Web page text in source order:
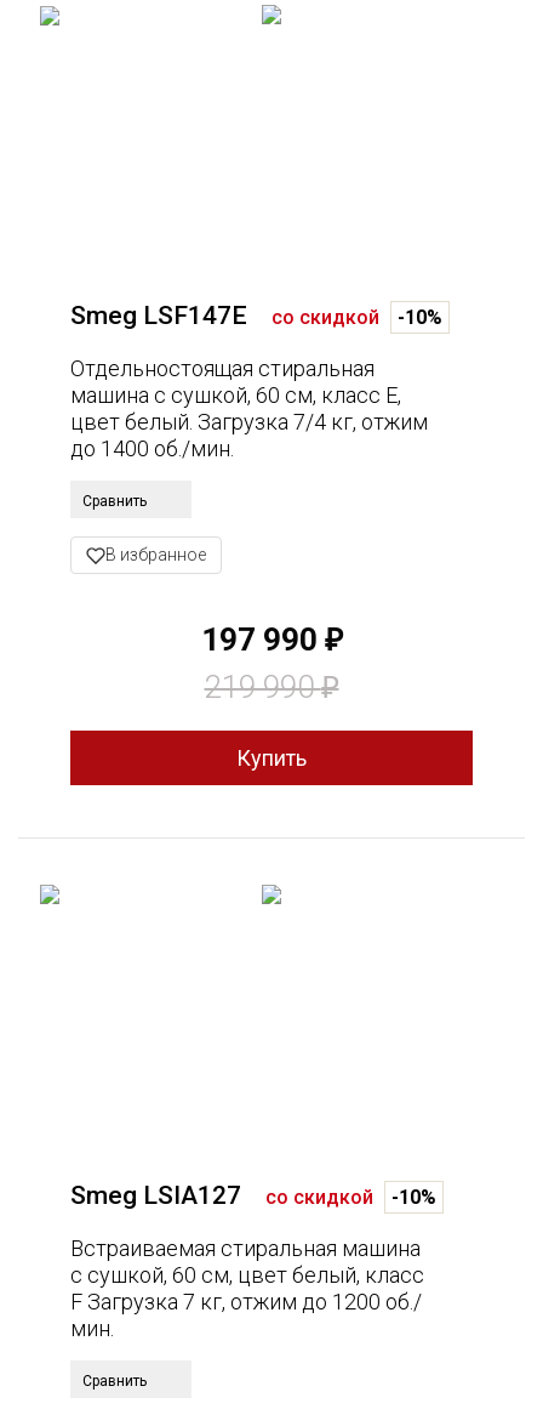
Smeg LSF147E со скидкой -10%
Отдельностоящая стиральная
машина с сушкой, 60 см, класс E,
цвет белый. Загрузка 7/4 кг, отжим
до 1400 об./мин.
Сравнить
В избранное
197 990 ₽
219 990₽
Smeg LSIA127 со скидкой -10%
Встраиваемая стиральная машина
с сушкой, 60 см, цвет белый, класс
F Загрузка 7 кг, отжим до 1200 об./
мин.
Сравнить